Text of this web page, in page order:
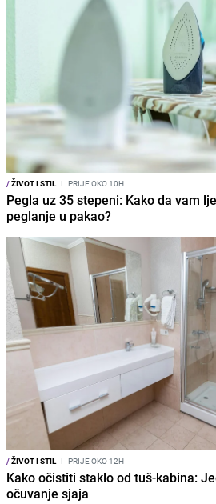
/ŽIVOT I STIL I PRIJE OKO 10H
Pegla uz 35 stepeni: Kako da vam
peglanje u pakao?
/ŽIVOT I STIL I PRIJE OKO 12H
Kako očistiti staklo od tuš-kabina:
očuvanje sjaja